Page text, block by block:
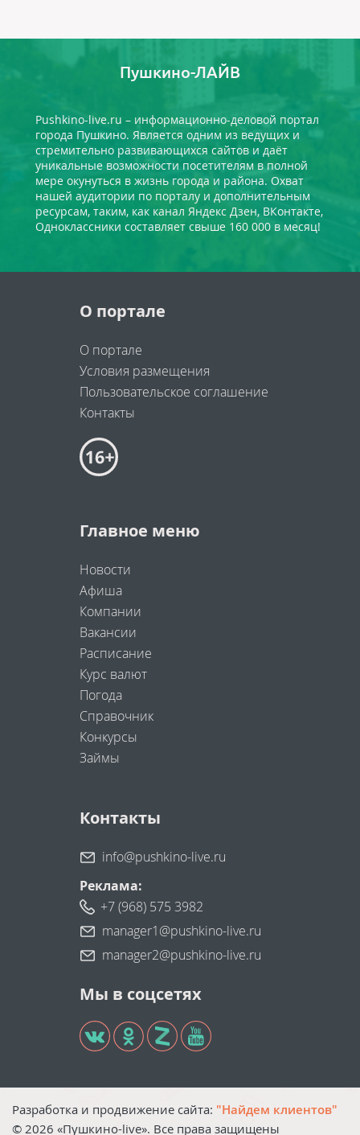
Пушкино-ЛАЙВ
Pushkino-live.ru – информационно-деловой портал
города Пушкино. Является одним из ведущих и
стремительно развивающихся сайтов и даёт
уникальные возможности посетителям в полной
мере окунуться в жизнь города и района. Охват
нашей аудитории по порталу и дополнительным
ресурсам, таким, как канал Яндекс Дзен, ВКонтакте,
Одноклассники составляет свыше 160 000 в месяц!
О портале
О портале
Условия размещения
Пользовательское соглашение
Контакты
Главное меню
Новости
Афиша
Компании
Вакансии
Расписание
Курс валют
Погода
Справочник
Конкурсы
Займы
Контакты
info@pushkino-live.ru
Реклама:
+7 (968) 575 3982
manager1@pushkino-live.ru
manager2@pushkino-live.ru
Мы в соцсетях
Разработка и продвижение сайта: "Найдем клиентов"
© 2026 «Пушкино-live». Все права защищены